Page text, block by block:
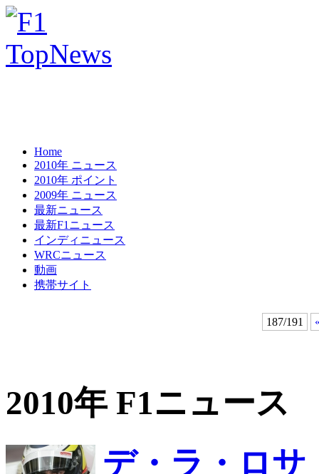
Home
2010年 ニュース
2010年 ポイント
2009年 ニュース
最新ニュース
最新F1ニュース
インディニュース
WRCニュース
動画
携帯サイト
187/191
2010年 F1ニュース
デ・ラ・ロ